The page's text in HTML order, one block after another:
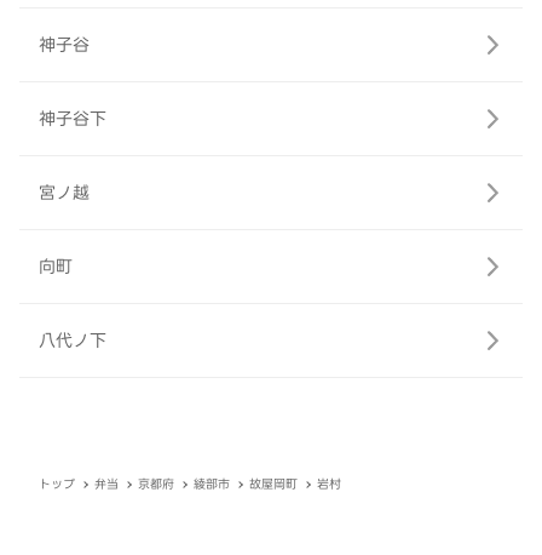
神子谷
神子谷下
宮ノ越
向町
八代ノ下
トップ 弁当 京都府 綾部市 故屋岡町 岩村